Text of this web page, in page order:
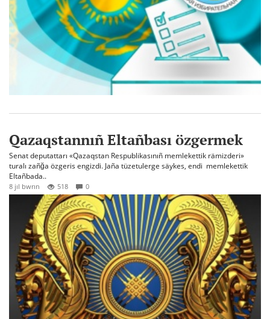
Qazaqstannıñ Eltañbası özgermek
Senat deputattarı «Qazaqstan Respublikasınıñ memlekettik rämizderi»
turalı zañğa özgeris engizdi. Jaña tüzetulerge säykes, endi memlekettik
Eltañbada..
8 jıl bwrın 518 0